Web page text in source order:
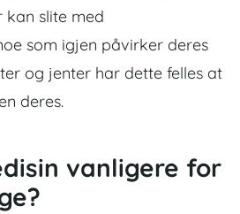
slite med
som igjen påvirker deres
og jenter har dette felles at
deres.
vanligere for